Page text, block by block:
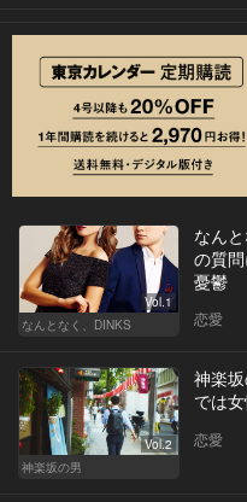
Vol.1
なんとなく、DINKS
なん
の質
憂鬱
恋愛
Vol.2
神楽坂の男
神楽
では
恋愛